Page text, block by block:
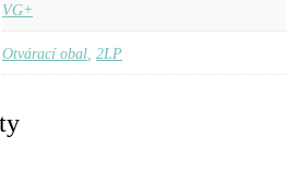
VG+
Otvárací obal 2LP